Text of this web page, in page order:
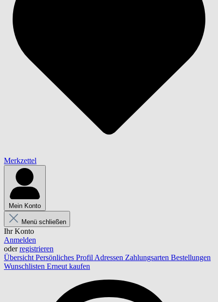
Merkzettel
Mein Konto
Menü schließen
Ihr Konto
Anmelden
oderregistrieren
Übersicht Persönliches Profil Adressen Zahlungsarten Bestellungen
Wunschlisten Erneut kaufen